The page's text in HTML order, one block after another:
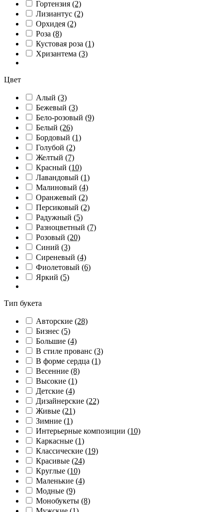
Гортензия (2)
Лизиантус (2)
Орхидея (2)
Роза (8)
Кустовая роза (1)
Хризантема (3)
Цвет
Алый (3)
Бежевый (3)
Бело-розовый (9)
Белый (26)
Бордовый (1)
Голубой (2)
Желтый (7)
Красный (10)
Лавандовый (1)
Малиновый (4)
Оранжевый (2)
Персиковый (2)
Радужный (5)
Разноцветный (7)
Розовый (20)
Синий (3)
Сиреневый (4)
Фиолетовый (6)
Яркий (5)
Тип букета
Авторские (28)
Бизнес (5)
Большие (4)
В стиле прованс (3)
В форме сердца (1)
Весенние (8)
Высокие (1)
Детские (4)
Дизайнерские (22)
Живые (21)
Зимние (1)
Интерьерные композиции (10)
Каркасные (1)
Классические (19)
Красивые (24)
Круглые (10)
Маленькие (4)
Модные (9)
Монобукеты (8)